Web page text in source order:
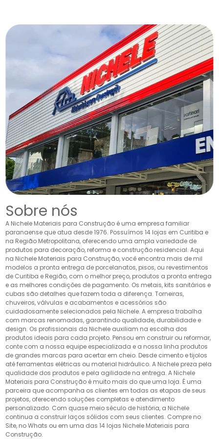
Sobre nós
A Nichele Materiais para Construção é uma empresa familiar
paranaense que atua desde 1976. Possuímos 14 lojas em Curitiba e
na Região Metropolitana, oferecendo uma ampla variedade de
produtos para decoração, reforma e construção residencial. Aqui
na Nichele Materiais para Construção, você encontra mais de mil
modelos a pronta entrega de porcelanatos, pisos, ou revestimentos
de Curitiba e Região, com o melhor preço, produtos a pronta entrega
e as melhores condições de pagamento. Os metais, kits sanitários e
cubas são detalhes que fazem toda a diferença. Torneiras,
chuveiros, válvulas e acabamentos e acessórios são
cuidadosamente selecionados pela Nichele. A empresa trabalha
com marcas renomadas, garantindo qualidade, durabilidade e
design. Os profissionais da Nichele auxiliam na escolha dos
produtos ideais para cada projeto. Pensou em construir ou reformar,
conte com a nossa equipe especializada e a nossa linha produtos
de grandes marcas para acertar em cheio. Desde cimento e tijolos
até ferramentas elétricas ou material hidráulico. A Nichele preza pela
qualidade dos produtos e pela agilidade na entrega. A Nichele
Materiais para Construção é muito mais do que uma loja. É uma
parceira que acompanha os clientes em todas as etapas de seus
projetos, oferecendo soluções completas e atendimento
personalizado. Com quase meio século de história, a Nichele
continua a construir laços sólidos com seus clientes. Compre no
Site, no Whats ou em uma das 14 lojas Nichele Materiais para
Construção.